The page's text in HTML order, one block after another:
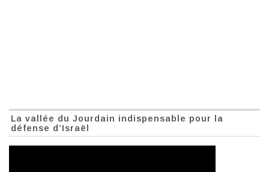
La vallée du Jourdain indispensable pour la
défense d’Israël